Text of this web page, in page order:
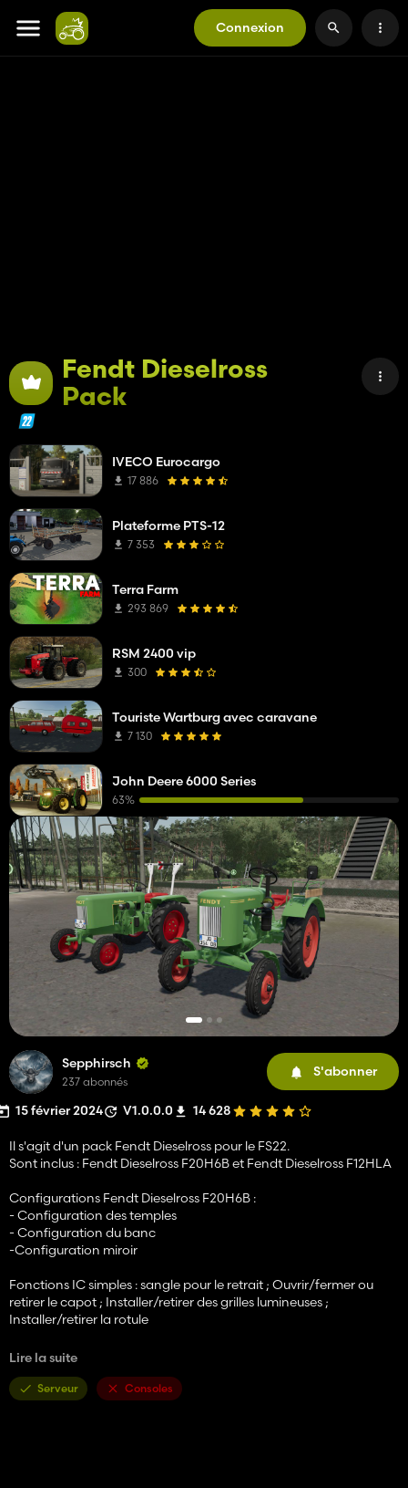
Connexion
Fendt Dieselross
Pack
Sepphirsch
237 abonnés
S'abonner
15 février 2024 V1.0.0.0 14 628
Il s'agit d'un pack Fendt Dieselross pour le FS22.
Sont inclus : Fendt Dieselross F20H6B et Fendt Dieselross F12HLA
Configurations Fendt Dieselross F20H6B :
- Configuration des temples
- Configuration du banc
-Configuration miroir
Fonctions IC simples : sangle pour le retrait ; Ouvrir/fermer ou
retirer le capot ; Installer/retirer des grilles lumineuses ;
Installer/retirer la rotule
- Configuration des temples
- Configuration du banc
Lire la suite
Serveur Consoles
IVECO Eurocargo
17 886
Plateforme PTS-12
7 353
Terra Farm
293 869
RSM 2400 vip
300
Touriste Wartburg avec caravane
7 130
John Deere 6000 Series
63%